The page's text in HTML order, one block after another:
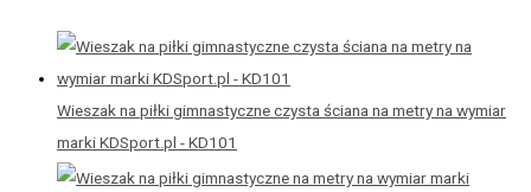
Wieszak na piłki gimnastyczne czysta ściana na metry na wymiar
marki KDSport.pl - KD101